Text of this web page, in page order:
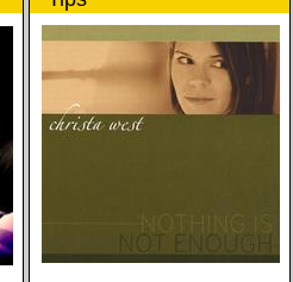
one-drop